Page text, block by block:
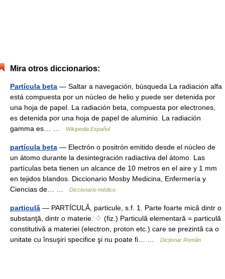
Mira otros diccionarios:
Partícula beta — Saltar a navegación, búsqueda La radiación alfa
está compuesta por un núcleo de helio y puede ser detenida por
una hoja de papel. La radiación beta, compuesta por electrones,
es detenida por una hoja de papel de aluminio. La radiación
gamma es… …
Wikipedia Español
partícula beta — Electrón o positrón emitido desde el núcleo de
un átomo durante la desintegración radiactiva del átomo. Las
partículas beta tienen un alcance de 10 metros en el aire y 1 mm
en tejidos blandos. Diccionario Mosby Medicina, Enfermería y
Ciencias de… …
Diccionario médico
particulă — PARTÍCULĂ, particule, s.f. 1. Parte foarte mică dintr o
substanţă, dintr o materie. ♢ (fiz.) Particulă elementară = particulă
constitutivă a materiei (electron, proton etc.) care se prezintă ca o
unitate cu însuşiri specifice şi nu poate fi… …
Dicționar Român